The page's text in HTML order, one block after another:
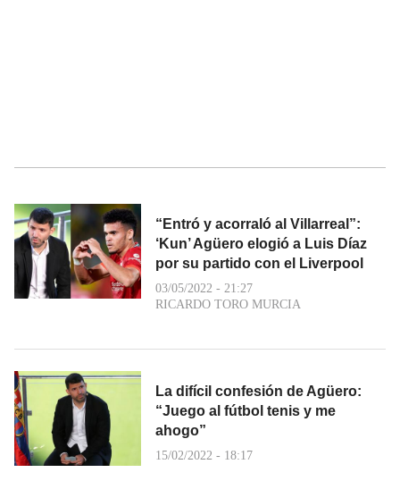
“Entró y acorraló al Villarreal”:
‘Kun’ Agüero elogió a Luis Díaz
por su partido con el Liverpool
03/05/2022 - 21:27
RICARDO TORO MURCIA
La difícil confesión de Agüero:
“Juego al fútbol tenis y me
ahogo”
15/02/2022 - 18:17